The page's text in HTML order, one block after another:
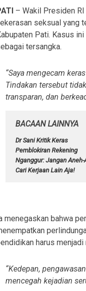
– Wakil Presiden RI
seksual yang
Pati. Kasus
tersangka.
“Saya mengecam
Tindakan tersebut
transparan, dan
BACAAN LAINNYA
Dr Sani Kritik Keras
Pemblokiran Rekening
Nganggur: Jangan Aneh-
Cari Kerjaan Lain Aja!
menegaskan bahwa
harus
“Kedepan,
mencegah kejadian